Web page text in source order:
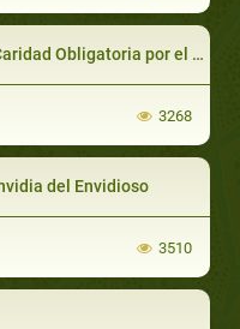
por el Dinero Ahorrado?
3268
del Envidioso
3510